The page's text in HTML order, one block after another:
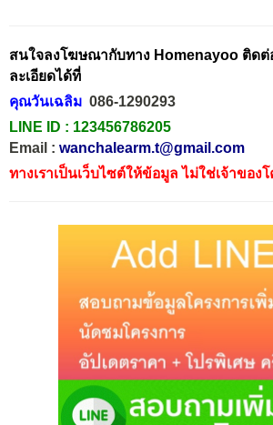
สนใจลงโฆษณากับทาง Homenayoo ติดต่
ละเอียดได้ที่
คุณวันเฉลิม 086-1290293
LINE ID : 123456786205
Email : wanchalearm.t@gmail.com
ทางเราเป็นเว็บไซต์ให้ข้อมูล ไม่ใช่เจ้าของ